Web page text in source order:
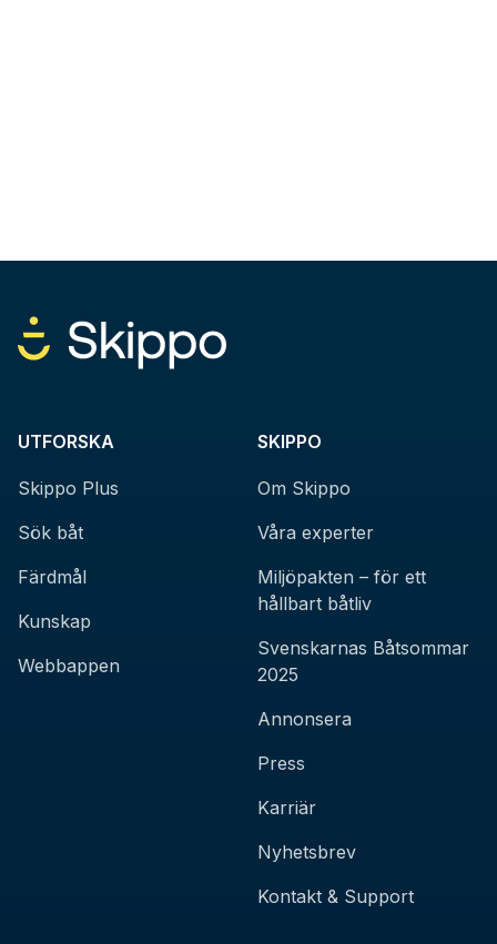
UTFORSKA
Skippo Plus
Sök båt
Färdmål
Kunskap
Webbappen
SKIPPO
Om Skippo
Våra experter
Miljöpakten – för ett
hållbart båtliv
Svenskarnas Båtsommar
2025
Annonsera
Press
Karriär
Nyhetsbrev
Kontakt & Support